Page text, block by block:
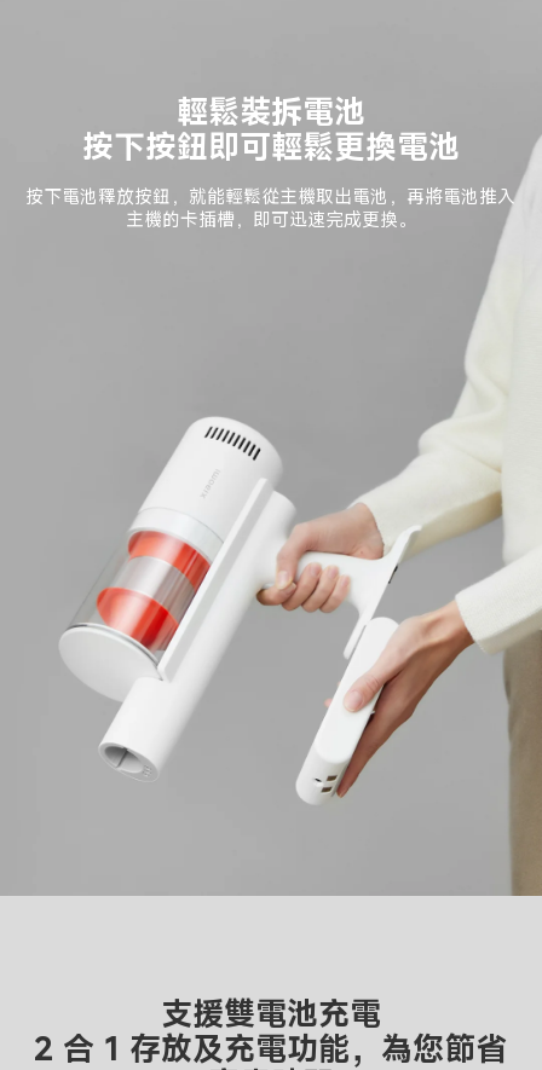
輕鬆裝拆電池
按下按鈕即可輕鬆更換電池
按下電池釋放按鈕，就能輕鬆從主機取出電池，再將電池推入
主機的卡插槽，即可迅速完成更換。
支援雙電池充電
2 合 1 存放及充電功能，為您節省